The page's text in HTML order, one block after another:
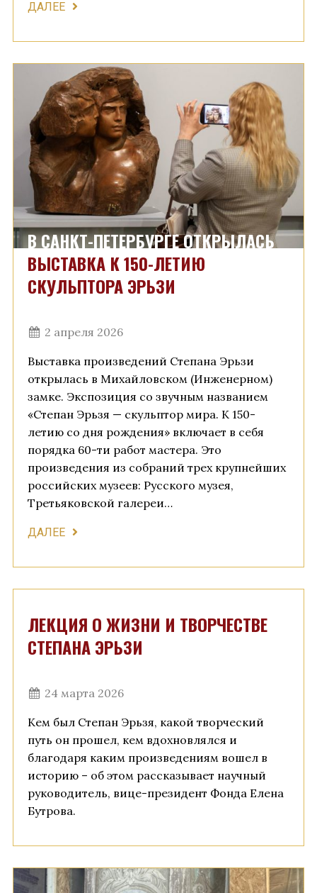
ДАЛЕЕ
В САНКТ-ПЕТЕРБУРГЕ ОТКРЫЛАСЬ
ВЫСТАВКА К 150-ЛЕТИЮ
СКУЛЬПТОРА ЭРЬЗИ
2 апреля 2026
Выставка произведений Степана Эрьзи
открылась в Михайловском (Инженерном)
замке. Экспозиция со звучным названием
«Степан Эрьзя — скульптор мира. К 150-
летию со дня рождения» включает в себя
порядка 60-ти работ мастера. Это
произведения из собраний трех крупнейших
российских музеев: Русского музея,
Третьяковской галереи…
ДАЛЕЕ
ЛЕКЦИЯ О ЖИЗНИ И ТВОРЧЕСТВЕ
СТЕПАНА ЭРЬЗИ
24 марта 2026
Кем был Степан Эрьзя, какой творческий
путь он прошел, кем вдохновлялся и
благодаря каким произведениям вошел в
историю – об этом рассказывает научный
руководитель, вице-президент Фонда Елена
Бутрова.